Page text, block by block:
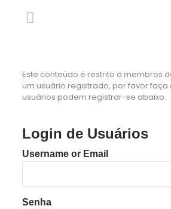
Este conteúdo é restrito a membros
um usuário registrado, por favor faça
usuários podem registrar-se abaixo.
Login de Usuários
Username or Email
Senha